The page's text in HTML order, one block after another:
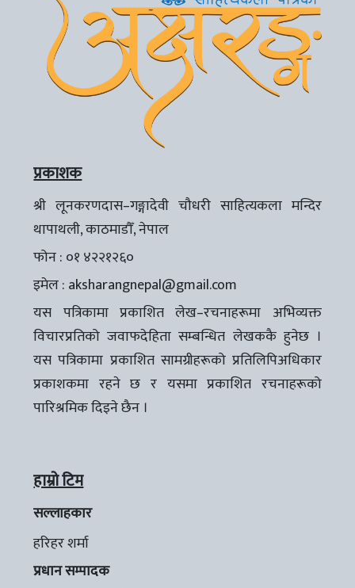
प्रकाशक
श्री लूनकरणदास–गङ्गादेवी चौधरी साहित्यकला मन्दिर
थापाथली, काठमाडौँ, नेपाल
फोन : ०१ ४२२१२६०
इमेल : aksharangnepal@gmail.com
यस पत्रिकामा प्रकाशित लेख–रचनाहरूमा अभिव्यक्त
विचारप्रतिको जवाफदेहिता सम्बन्धित लेखककै हुनेछ ।
यस पत्रिकामा प्रकाशित सामग्रीहरूको प्रतिलिपिअधिकार
प्रकाशकमा रहने छ र यसमा प्रकाशित रचनाहरूको
पारिश्रमिक दिइने छैन ।
हाम्रो टिम
सल्लाहकार
हरिहर शर्मा
प्रधान सम्पादक